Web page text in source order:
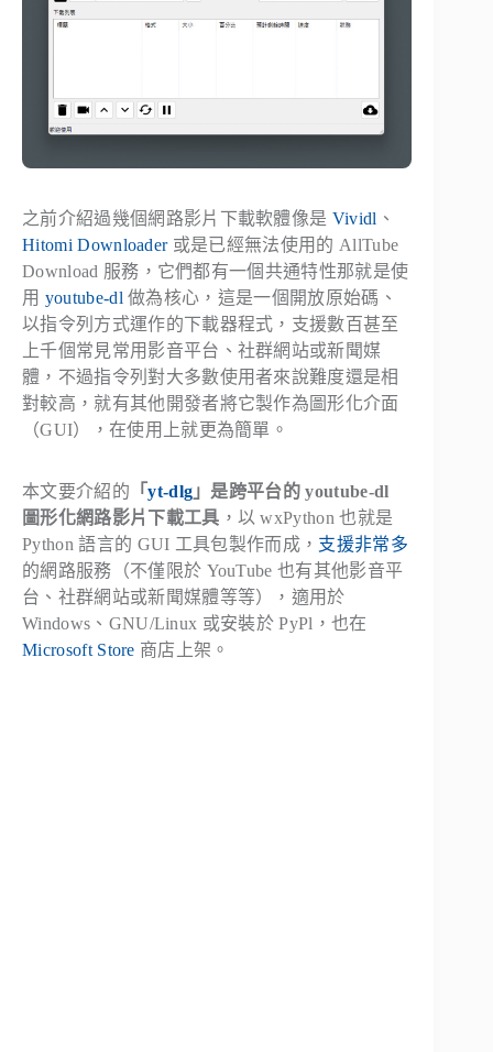
之前介紹過幾個網路影片下載軟體像是 Vividl 、
Hitomi Downloader或是已經無法使用的 AllTube
Download 服務，它們都有一個共通特性那就是使
用 youtube-dl 做為核心，這是一個開放原始碼、
以指令列方式運作的下載器程式，支援數百甚至
上千個常見常用影音平台、社群網站或新聞媒
體，不過指令列對大多數使用者來說難度還是相
對較高，就有其他開發者將它製作為圖形化介面
（GUI），在使用上就更為簡單。
本文要介紹的 「yt-dlg 」是跨平台的 youtube-dl
圖形化網路影片下載工具 ，以 wxPython 也就是
Python 語言的 GUI 工具包製作而成， 支援非常多
的網路服務（不僅限於 YouTube 也有其他影音平
台、社群網站或新聞媒體等等），適用於
Windows、GNU/Linux 或安裝於 PyPl，也在
Microsoft Store 商店上架。